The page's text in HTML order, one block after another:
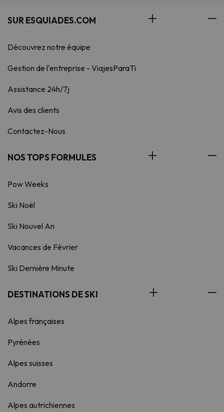
SUR ESQUIADES.COM
Découvrez notre équipe
Gestion de l'entreprise - ViajesParaTi
Assistance 24h/7j
Avis des clients
Contactez-Nous
NOS TOPS FORMULES
Pow Weeks
Ski Noël
Ski Nouvel An
Vacances de Février
Ski Dernière Minute
DESTINATIONS DE SKI
Alpes françaises
Pyrénées
Alpes suisses
Andorre
Alpes autrichiennes